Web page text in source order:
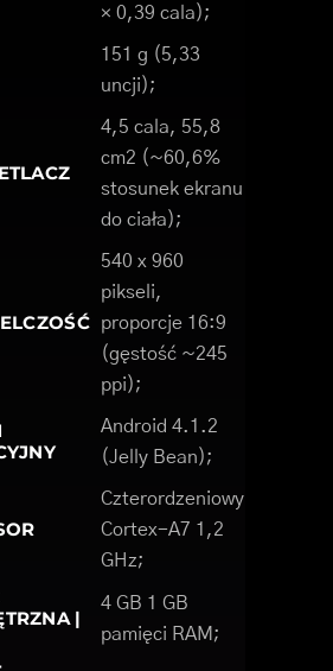
× 0,39 cala);
151 g (5,33
uncji);
4,5 cala, 55,8
cm2 (~60,6%
stosunek ekranu
do ciała);
540 x 960
pikseli,
proporcje 16:9
(gęstość ~245
ppi);
Android 4.1.2
(Jelly Bean);
Czterordzeniowy
Cortex-A7 1,2
GHz;
|
4 GB 1 GB
pamięci RAM;